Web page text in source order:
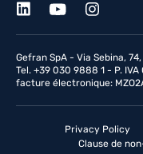
Gefran SpA - Via Sebina,
Tel. +39 030 9888 1 - P.
facture électronique:
Privacy Policy
Clause de